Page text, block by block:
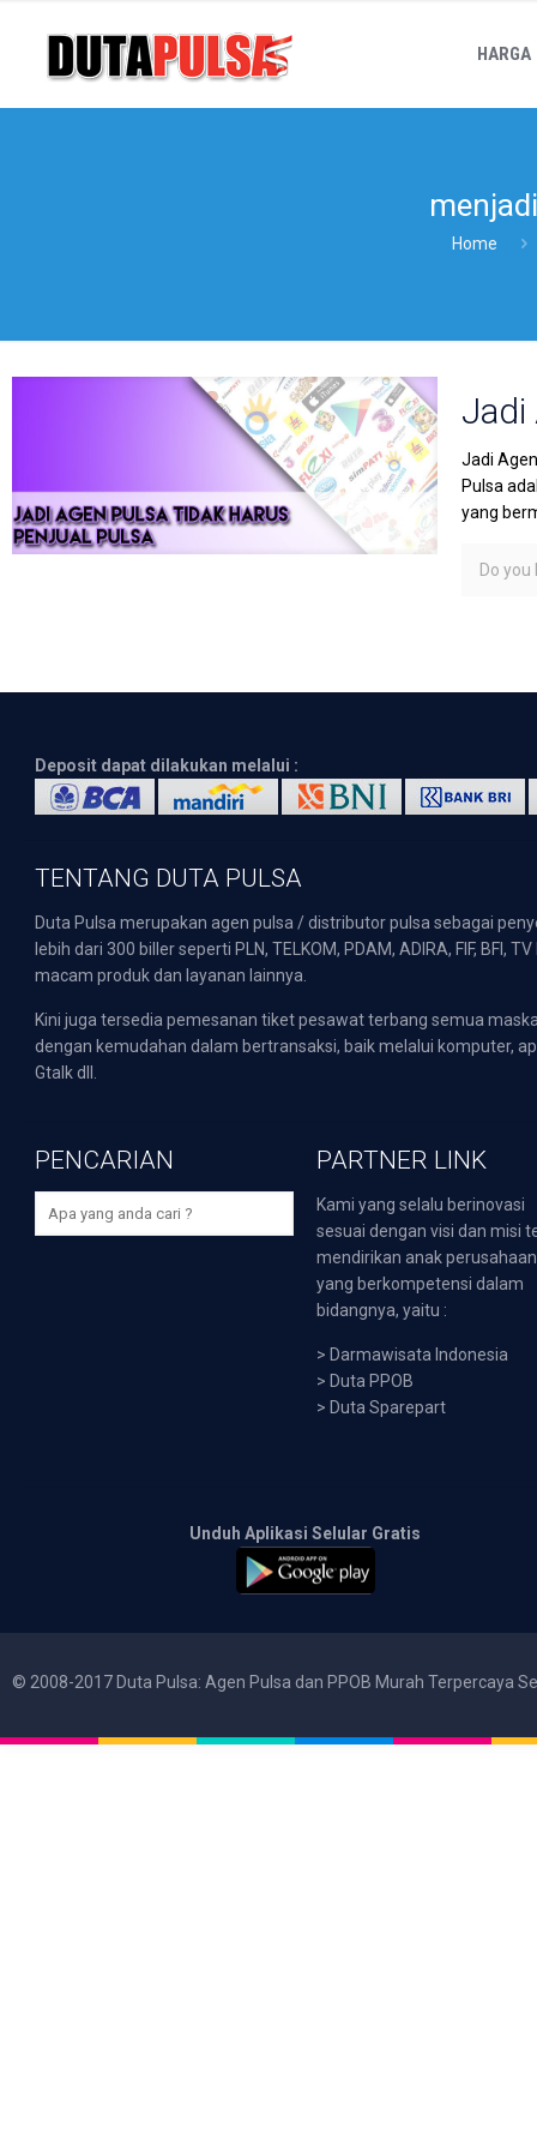
HARGA
Home
Jadi
Jadi
Pulsa
yang
Do you
Deposit dapat dilakukan melalui :
TENTANG DUTA PULSA
Duta Pulsa merupakan agen pulsa / distributor pulsa sebagai
lebih dari 300 biller seperti PLN, TELKOM, PDAM, ADIRA, FIF,
macam produk dan layanan lainnya.
Kini juga tersedia pemesanan tiket pesawat terbang semua
dengan kemudahan dalam bertransaksi, baik melalui komputer,
Gtalk dll.
PENCARIAN PARTNER LINK
Kami yang selalu berinovasi
sesuai dengan visi dan misi
mendirikan anak perusahaan
yang berkompetensi dalam
bidangnya, yaitu :
> Darmawisata Indonesia
> Duta PPOB
> Duta Sparepart
Unduh Aplikasi Selular Gratis
© 2008-2017 Duta Pulsa: Agen Pulsa dan PPOB Murah Terpercaya